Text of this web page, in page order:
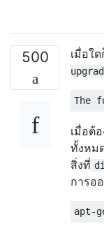
500 เมื่อใ
เมื่อต้
ทั้งหม
สิ่งที่
การอ